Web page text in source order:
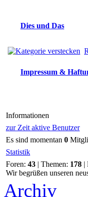
Dies und Das
Impressum &
Informationen
zur Zeit aktive Benutzer
Es sind momentan 0
Statistik
Foren: 43 | Themen: 178 |
Wir begrüßen unseren
Archiv